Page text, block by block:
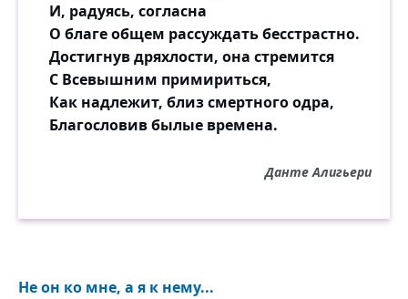
И, радуясь, согласна
О благе общем рассуждать бесстрастно.
Достигнув дряхлости, она стремится
С Всевышним примириться,
Как надлежит, близ смертного одра,
Благословив былые времена.
Данте Алигьери
Не он ко мне, а я к нему...